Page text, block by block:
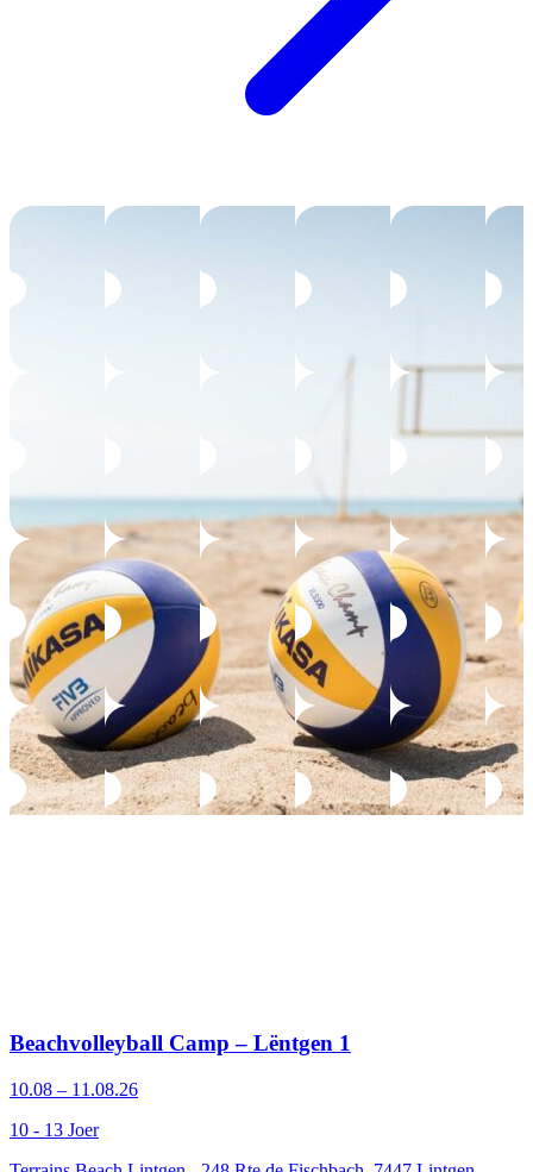
Beachvolleyball Camp – Lëntgen 1
10.08 – 11.08.26
10 - 13 Joer